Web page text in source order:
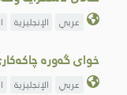
عربي الإنجليزية
خوای گەورە
عربي الإنجليزية